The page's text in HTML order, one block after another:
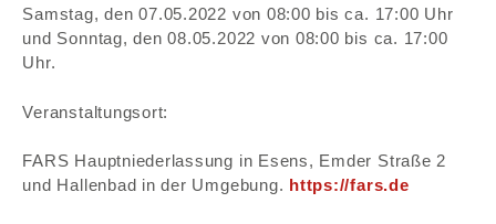
Samstag, den 07.05.2022 von 08:00 bis ca. 17:00 Uhr
und Sonntag, den 08.05.2022 von 08:00 bis ca. 17:00
Uhr.
Veranstaltungsort:
FARS Hauptniederlassung in Esens, Emder Straße 2
und Hallenbad in der Umgebung. https://fars.de